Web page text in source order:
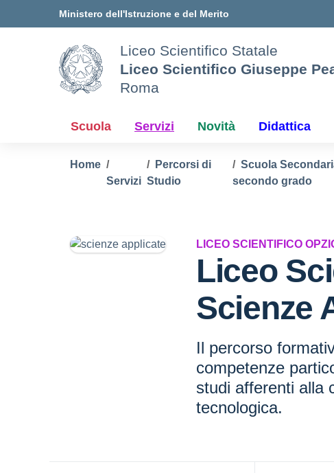
Ministero dell'Istruzione e del Merito
Liceo Scientifico Statale
Liceo Scientifico Giuseppe
Roma
Scuola Servizi Novità Didattica
Home
Servizi
Percorsi di
Studio
Scuola
secondo grado
LICEO SCIENTIFICO
Liceo
Scienze
Il percorso
competenze
studi afferenti alla
tecnologica.